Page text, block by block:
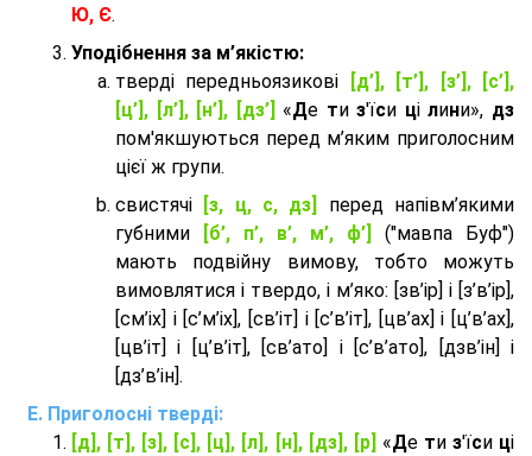
Ю, Є.
Уподібнення за м’якістю:
тверді передньоязикові
[д’], [т’], [з’], [с’],
[ц’], [л’], [н’], [дз’] «Де тиз'їси цілини», дз
пом'якшуються перед м’яким приголосним
цієї ж групи.
cвистячі
[з, ц, с, дз]
перед напівм’якими
губними
[б’, п’, в’, м’, ф’]
("мавпа Буф")
мають подвійну вимову, тобто можуть
вимовлятися і твердо, і м’яко: [зв’ір] і [з’в’ір],
[см’іх] і [с’м’іх], [св’іт] і [с’в’іт], [цв’ах] і [ц’в’ах],
[цв’іт] і [ц’в’іт], [св’ато] і [с’в’ато], [дзв’iн] і
[дз’в’iн].
Приголосні тверді:
[д], [т], [з], [с], [ц], [л], [н], [дз], [р] «Де ти з'їси ці